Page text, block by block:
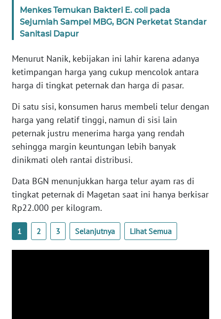
Menkes Temukan Bakteri E. coli pada
Sejumlah Sampel MBG, BGN Perketat Standar
Sanitasi Dapur
Menurut Nanik, kebijakan ini lahir karena adanya
ketimpangan harga yang cukup mencolok antara
harga di tingkat peternak dan harga di pasar.
Di satu sisi, konsumen harus membeli telur dengan
harga yang relatif tinggi, namun di sisi lain
peternak justru menerima harga yang rendah
sehingga margin keuntungan lebih banyak
dinikmati oleh rantai distribusi.
Data BGN menunjukkan harga telur ayam ras di
tingkat peternak di Magetan saat ini hanya berkisar
Rp22.000 per kilogram.
1 2 3 Selanjutnya Lihat Semua
WN
BANTEN
NTT
WN
WN
PAPUA
WN
BARAT
WN